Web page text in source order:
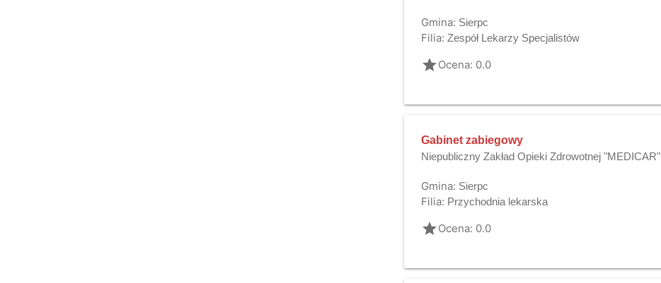
Gmina: Sierpc
Filia: Zespół Lekarzy Specjalistów
gradeOcena: 0.0
Gabinet zabiegowy
Niepubliczny Zakład Opieki Zdrowotnej "MEDICAR"
Gmina: Sierpc
Filia: Przychodnia lekarska
gradeOcena: 0.0